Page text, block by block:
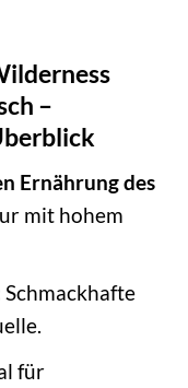
–
Ernährung des
mit hohem
Schmackhafte
für